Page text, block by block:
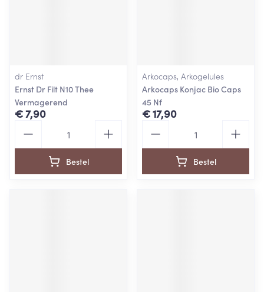
dr Ernst
Ernst Dr Filt N10 Thee
Vermagerend
€ 7,90
Bestel
Arkocaps, Arkogelules
Arkocaps Konjac Bio Caps
45 Nf
€ 17,90
Bestel